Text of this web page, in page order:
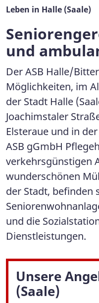
Leben in Halle (Saale)
und
Der ASB Halle/
Möglichkeiten, im
der Stadt Halle
Joachimstaler
Elsteraue und in
ASB gGmbH
verkehrsgünstigen
wunderschönen
der Stadt, befinden
und die
Dienstleistungen.
Unsere
(Saale)